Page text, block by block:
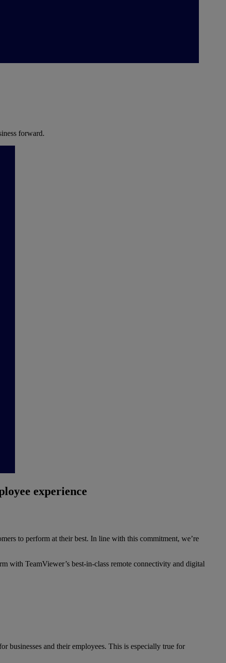
forward.
experience
to perform at their best. In line with this commitment, we’re
with TeamViewer’s best-in-class remote connectivity and digital
businesses and their employees. This is especially true for